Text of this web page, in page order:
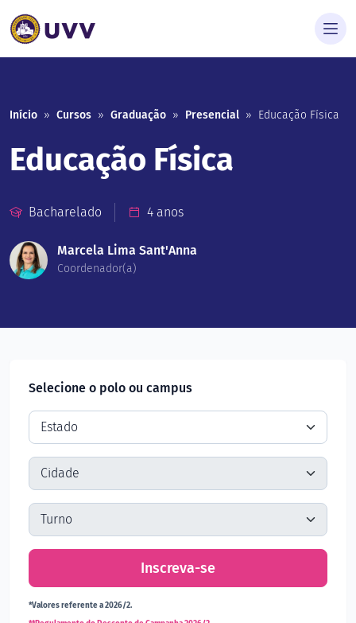
Início » Cursos » Graduação » Presencial » Educação Física
Educação Física
Bacharelado 4 anos
Marcela Lima Sant'Anna
Coordenador(a)
Selecione o polo ou campus
Inscreva-se
*Valores referente a 2026/2.